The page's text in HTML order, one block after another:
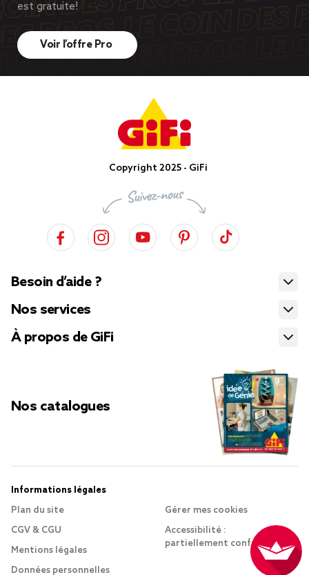
est gratuite!
Voir l’offre Pro
Copyright 2025 - GiFi
Besoin d’aide ?
Nos services
À propos de GiFi
Nos catalogues
Informations légales
Plan du site
CGV & CGU
Mentions légales
Données personnelles
Gérer mes cookies
Accessibilité :
partiellement conforme